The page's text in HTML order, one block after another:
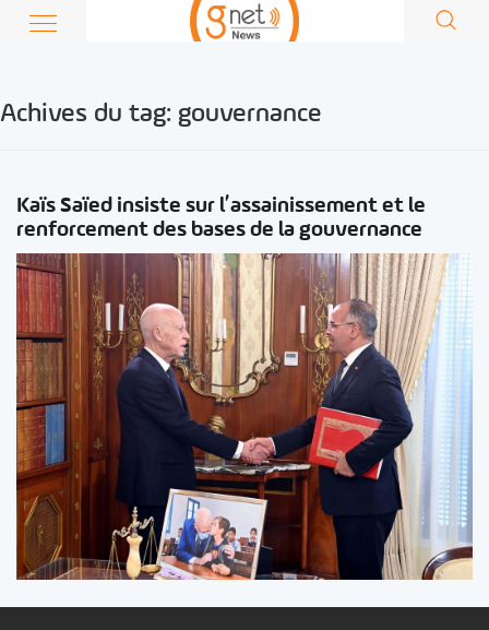
Achives du tag: gouvernance
Kaïs Saïed insiste sur l’assainissement et le
renforcement des bases de la gouvernance